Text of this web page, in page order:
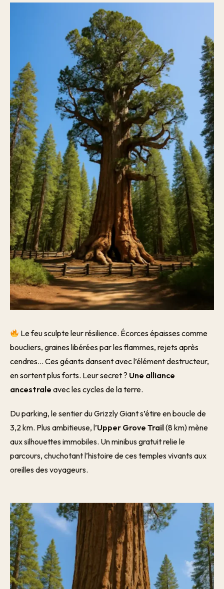
Le feu sculpte leur résilience. Écorces épaisses comme
boucliers, graines libérées par les flammes, rejets après
cendres… Ces géants dansent avec l’élément destructeur,
en sortent plus forts. Leur secret ? Une alliance
ancestrale avec les cycles de la terre.
Du parking, le sentier du Grizzly Giant s’étire en boucle de
3,2 km. Plus ambitieuse, l’Upper Grove Trail(8 km) mène
aux silhouettes immobiles. Un minibus gratuit relie le
parcours, chuchotant l’histoire de ces temples vivants aux
oreilles des voyageurs.